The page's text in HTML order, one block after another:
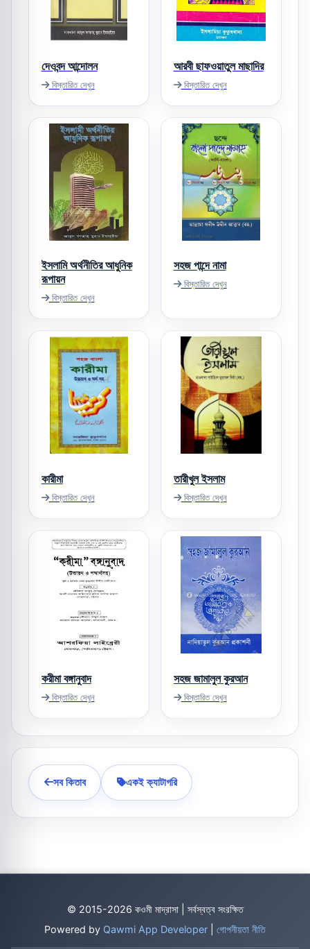
দেওবন্দ আন্দোলন
বিস্তারিত দেখুন
আরবী ছাফওয়াতুল মাছাদির
বিস্তারিত দেখুন
ইসলামি অর্থনীতির আধুনিক
রূপায়ন
বিস্তারিত দেখুন
সহজ পান্দে নামা
বিস্তারিত দেখুন
কারীমা
বিস্তারিত দেখুন
তারীখুল ইসলাম
বিস্তারিত দেখুন
করীমা বঙ্গানুবাদ
বিস্তারিত দেখুন
সহজ জামালুল কুরআন
বিস্তারিত দেখুন
সব কিতাব একই ক্যাটাগরি
© 2015-2026 কওমী মাদ্রাসা | সর্বস্বত্ব সংরক্ষিত
Powered by Qawmi App Developer গোপনীয়তা নীতি